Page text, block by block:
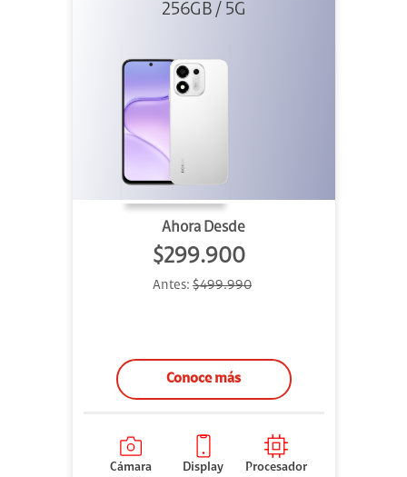
256GB / 5G
Ahora Desde
$299.900
Antes: $499.990
Conoce más
Cámara
Display
Procesador